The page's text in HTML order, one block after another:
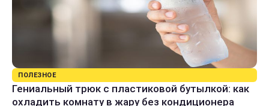
ПОЛЕЗНОЕ
Гениальный трюк с пластиковой бутылкой: как
охладить комнату в жару без кондиционера